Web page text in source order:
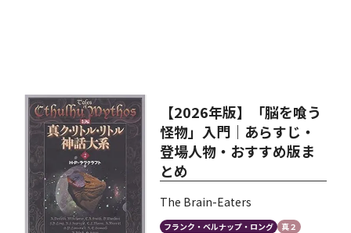
【2026年版】「脳を喰う
怪物」入門｜あらすじ・
登場人物・おすすめ版ま
とめ
The Brain-Eaters
フランク・ベルナップ・ロング 真２